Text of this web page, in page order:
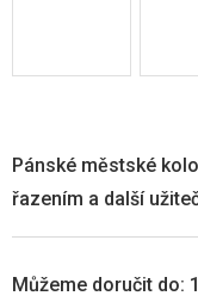
Můžeme doručit do:
Pánské městské
řazením a další